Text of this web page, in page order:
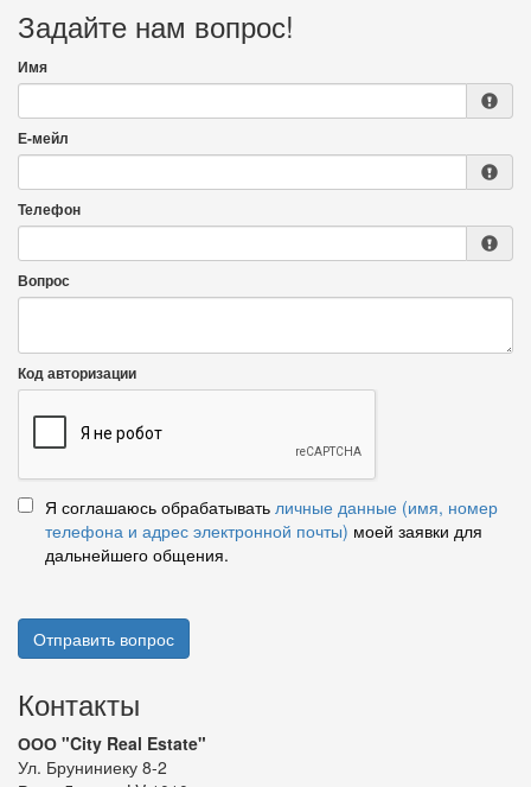
Задайте нам вопрос!
Имя
Е-мейл
Телефон
Вопрос
Код авторизации
Я соглашаюсь обрабатывать личные данные (имя, номер
телефона и адрес электронной почты) моей заявки для
дальнейшего общения.
Отправить вопрос
Контакты
ООО "City Real Estate"
Ул. Бруниниеку 8-2